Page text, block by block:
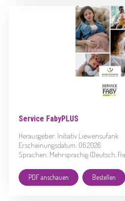
Service FabyPLUS
Herausgeber: Initiativ Liewensufank
Erscheinungsdatum: 06.2026
Sprachen: Mehrsprachig (Deutsch,
PDF anschauen Bestellen